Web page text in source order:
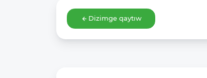
Dizimge qaytıw